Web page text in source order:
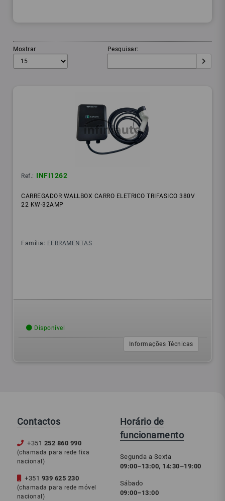
Mostrar Pesquisar:
Ref.: INFI1262
CARREGADOR WALLBOX CARRO ELETRICO TRIFASICO 380V
22 KW-32AMP
Família: FERRAMENTAS
Disponível
Informações Técnicas
Contactos
+351 252 860 990
(chamada para rede fixa
nacional)
+351 939 625 230
(chamada para rede móvel
nacional)
Horário de
funcionamento
Segunda a Sexta
09:00–13:00, 14:30–19:00
Sábado
09:00–13:00